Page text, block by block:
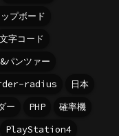
プボード
文字コード
パンツァー
radius
日本
ー PHP
確率機
PlayStation4